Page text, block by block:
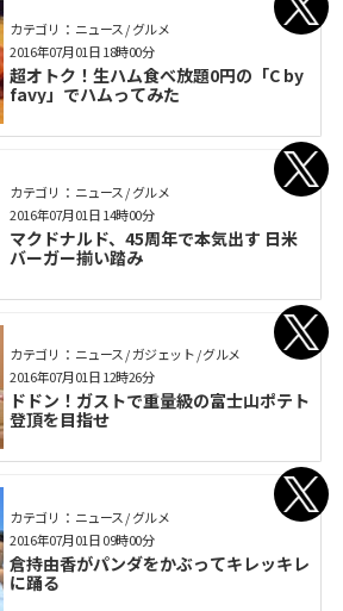
カテゴリ： ニュース / グルメ
超オトク！生ハム食べ放題0円の「C by
favy」でハムってみた
2016年07月01日 18時00分
カテゴリ： ニュース / グルメ
マクドナルド、45周年で本気出す 日米
バーガー揃い踏み
2016年07月01日 14時00分
カテゴリ： ニュース / ガジェット / グルメ
ドドン！ガストで重量級の富士山ポテト
登頂を目指せ
2016年07月01日 12時26分
カテゴリ： ニュース / グルメ
倉持由香がパンダをかぶってキレッキレ
に踊る
2016年07月01日 09時00分